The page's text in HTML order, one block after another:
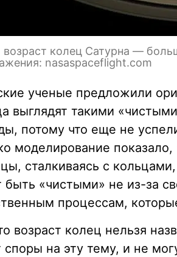
колец Сатурна —
nasaspaceflight.com
ученые предложили
выглядят такими
потому что еще не
моделирование
сталкиваясь с
быть «чистыми» не из-за
процессам,
возраст колец нельзя
споры на эту тему, и не